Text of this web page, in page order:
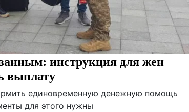
инструкция для жен
выплату
единовременную денежную помощь
для этого нужны